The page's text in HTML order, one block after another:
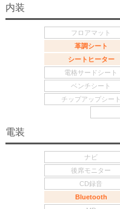
内装
フロアマット
革調シート
シートヒーター
電格サードシート
ベンチシート
チップアップシート
電装
ナビ
後席モニター
CD録音
Bluetooth